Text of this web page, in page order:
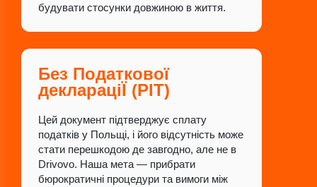
будувати стосунки довжиною в життя.
Без Податкової
деклараціЇ (PIT)
Цей документ підтверджує сплату
податків у Польщі, і його відсутність може
стати перешкодою де завгодно, але не в
Drivovo. Наша мета — прибрати
бюрократичні процедури та вимоги між